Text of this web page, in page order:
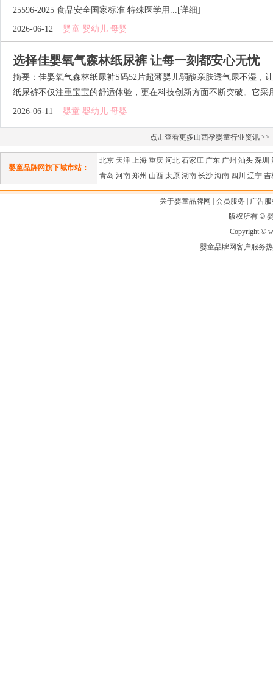
25596-2025 食品安全国家标准 特殊医学用... [详细]
2026-06-12 婴童 婴幼儿 母婴
选择佳婴氧气森林纸尿裤 让每一刻都安心无忧
摘要：佳婴氧气森林纸尿裤S码52片超薄婴儿弱酸亲肤透气尿不湿，
纸尿裤不仅注重宝宝的舒适体验，更在科技创新方面不断突破。它采
2026-06-11 婴童 婴幼儿 母婴
点击查看更多山西孕婴童行业资讯 >>
婴童品牌网旗下城市站：
北京 天津 上海 重庆 河北 石家庄 广东 广州 汕头 深圳
青岛 河南 郑州 山西 太原 湖南 长沙 海南 四川 辽宁 吉
关于婴童品牌网 会员服务
广告
版权所有 ©
Copyright©
婴童品牌网客户服务